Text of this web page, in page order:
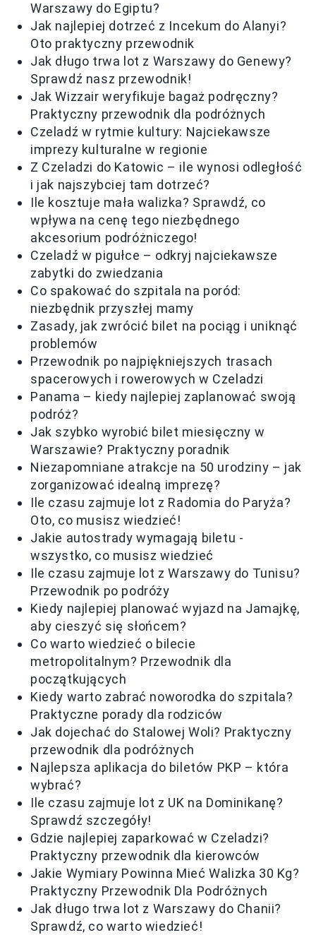
Warszawy do Egiptu?
Jak najlepiej dotrzeć z Incekum do Alanyi?
Oto praktyczny przewodnik
Jak długo trwa lot z Warszawy do Genewy?
Sprawdź nasz przewodnik!
Jak Wizzair weryfikuje bagaż podręczny?
Praktyczny przewodnik dla podróżnych
Czeladź w rytmie kultury: Najciekawsze
imprezy kulturalne w regionie
Z Czeladzi do Katowic – ile wynosi odległość
i jak najszybciej tam dotrzeć?
Ile kosztuje mała walizka? Sprawdź, co
wpływa na cenę tego niezbędnego
akcesorium podróżniczego!
Czeladź w pigułce – odkryj najciekawsze
zabytki do zwiedzania
Co spakować do szpitala na poród:
niezbędnik przyszłej mamy
Zasady, jak zwrócić bilet na pociąg i uniknąć
problemów
Przewodnik po najpiękniejszych trasach
spacerowych i rowerowych w Czeladzi
Panama – kiedy najlepiej zaplanować swoją
podróż?
Jak szybko wyrobić bilet miesięczny w
Warszawie? Praktyczny poradnik
Niezapomniane atrakcje na 50 urodziny – jak
zorganizować idealną imprezę?
Ile czasu zajmuje lot z Radomia do Paryża?
Oto, co musisz wiedzieć!
Jakie autostrady wymagają biletu -
wszystko, co musisz wiedzieć
Ile czasu zajmuje lot z Warszawy do Tunisu?
Przewodnik po podróży
Kiedy najlepiej planować wyjazd na Jamajkę,
aby cieszyć się słońcem?
Co warto wiedzieć o bilecie
metropolitalnym? Przewodnik dla
początkujących
Kiedy warto zabrać noworodka do szpitala?
Praktyczne porady dla rodziców
Jak dojechać do Stalowej Woli? Praktyczny
przewodnik dla podróżnych
Najlepsza aplikacja do biletów PKP – która
wybrać?
Ile czasu zajmuje lot z UK na Dominikanę?
Sprawdź szczegóły!
Gdzie najlepiej zaparkować w Czeladzi?
Praktyczny przewodnik dla kierowców
Jakie Wymiary Powinna Mieć Walizka 30 Kg?
Praktyczny Przewodnik Dla Podróżnych
Jak długo trwa lot z Warszawy do Chanii?
Sprawdź, co warto wiedzieć!